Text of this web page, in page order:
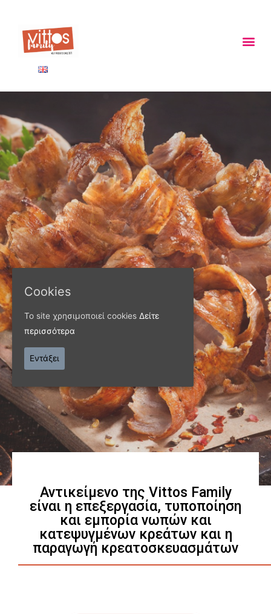
ΠΑΝΩ ΑΠΟ 40 ΧΡΟΝΙΑ
Παράγουμε προϊόντα
ποιότητας
Γνωρίστε μας
Αντικείμενο της Vittos Family
είναι η επεξεργασία, τυποποίηση
και εμπορία νωπών και
κατεψυγμένων κρεάτων και η
παραγωγή κρεατοσκευασμάτων
Cookies
Το site χρησιμοποιεί cookies Δείτε
περισσότερα
Εντάξει